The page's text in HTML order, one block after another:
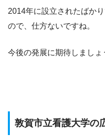
2014年に設立されたばか
ので、仕方ないですね。
今後の発展に期待しましょ
敦賀市立看護大学の